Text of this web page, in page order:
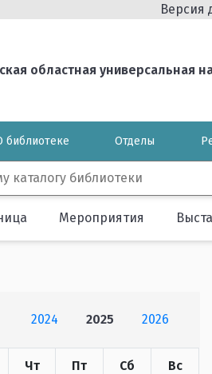
Версия
областная универсальная
библиотеке Отделы
Мероприятия
2024 2025 2026
Чт Пт Сб Вс